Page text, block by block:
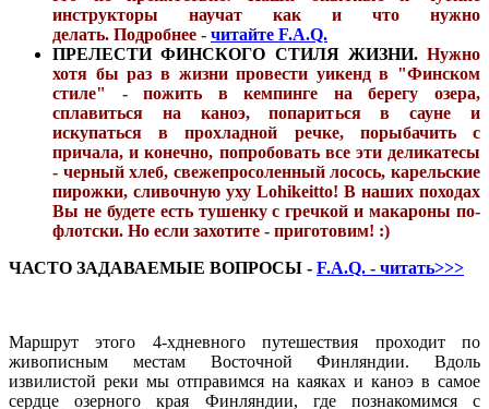
инструкторы научат как и что нужно
делать. Подробнее - читайте F.A.Q.
ПРЕЛЕСТИ ФИНСКОГО СТИЛЯ ЖИЗНИ. Нужно
хотя бы раз в жизни провести уикенд в "Финском
стиле" - пожить в кемпинге на берегу озера,
сплавиться на каноэ, попариться в сауне и
искупаться в прохладной речке, порыбачить с
причала, и конечно, попробовать все эти деликатесы
- черный хлеб, свежепросоленный лосось, карельские
пирожки, сливочную уху Lohikeitto! В наших походах
Вы не будете есть тушенку с гречкой и макароны по-
флотски. Но если захотите - приготовим! :)
ЧАСТО ЗАДАВАЕМЫЕ ВОПРОСЫ - F.A.Q. - читать>>>
Маршрут этого 4-хдневного путешествия проходит по
живописным местам Восточной Финляндии. Вдоль
извилистой реки мы отправимся на каяках и каноэ в самое
сердце озерного края Финляндии, где познакомимся с